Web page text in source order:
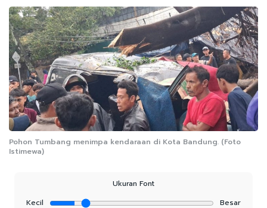
Pohon Tumbang menimpa kendaraan di Kota Bandung. (Foto
Istimewa)
Ukuran Font
Kecil
Besar